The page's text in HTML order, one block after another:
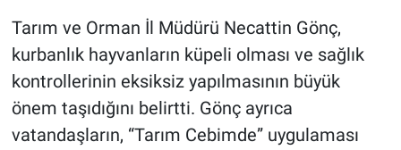
Tarım ve Orman İl Müdürü Necattin Gönç,
kurbanlık hayvanların küpeli olması ve sağlık
kontrollerinin eksiksiz yapılmasının büyük
önem taşıdığını belirtti. Gönç ayrıca
vatandaşların, “Tarım Cebimde” uygulaması